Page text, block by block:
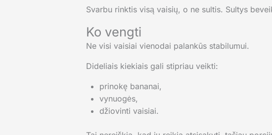
Svarbu rinktis visą vaisių, o ne sultis. Sultys
Ko vengti
Ne visi vaisiai vienodai palankūs stabilumui.
Dideliais kiekiais gali stipriau veikti:
prinokę bananai,
vynuogės,
džiovinti vaisiai.